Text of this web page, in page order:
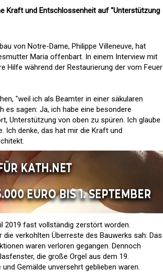
Kraft und Entschlossenheit auf "Unterstützung
von Notre-Dame, Philippe Villeneuve, hat
Maria offenbart. In einem Interview mit
Hilfe während der Restaurierung der vom Feuer
"weil ich als Beamter in einer säkularen
es sagen: Ja, ich habe eine besondere
Unterstützung von oben zu spüren. Ich glaube
Ich denke, das hat mir die Kraft und
2019 fast vollständig zerstört worden.
verkohlten Überreste des Bauwerks sah: Das
waren verloren gegangen. Dennoch
die große Orgel aus dem 19.
Gemälde unversehrt geblieben waren.